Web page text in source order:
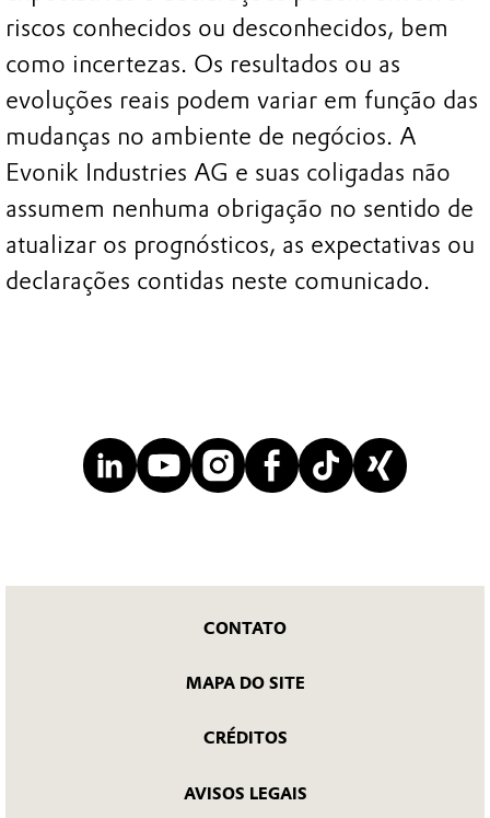
riscos conhecidos ou desconhecidos, bem
como incertezas. Os resultados ou as
evoluções reais podem variar em função das
mudanças no ambiente de negócios. A
Evonik Industries AG e suas coligadas não
assumem nenhuma obrigação no sentido de
atualizar os prognósticos, as expectativas ou
declarações contidas neste comunicado.
CONTATO
MAPA DO SITE
CRÉDITOS
AVISOS LEGAIS